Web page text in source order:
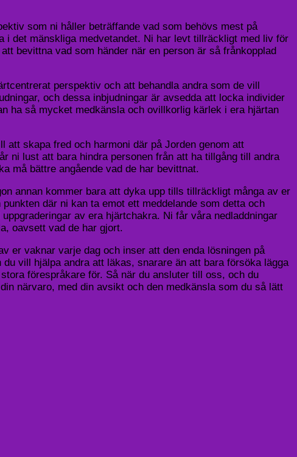
som ni håller beträffande vad som behövs mest på
i det mänskliga medvetandet. Ni har levt tillräckligt med liv för
bevittna vad som händer när en person är så frånkopplad
perspektiv och att behandla andra som de vill
och dessa inbjudningar är avsedda att locka individer
ha så mycket medkänsla och ovillkorlig kärlek i era hjärtan
skapa fred och harmoni där på Jorden genom att
ni lust att bara hindra personen från att ha tillgång till andra
må bättre angående vad de har bevittnat.
annan kommer bara att dyka upp tills tillräckligt många av er
där ni kan ta emot ett meddelande som detta och
av era hjärtchakra. Ni får våra nedladdningar
oavsett vad de har gjort.
er vaknar varje dag och inser att den enda lösningen på
vill hjälpa andra att läkas, snarare än att bara försöka lägga
förespråkare för. Så när du ansluter till oss, och du
närvaro, med din avsikt och den medkänsla som du så lätt